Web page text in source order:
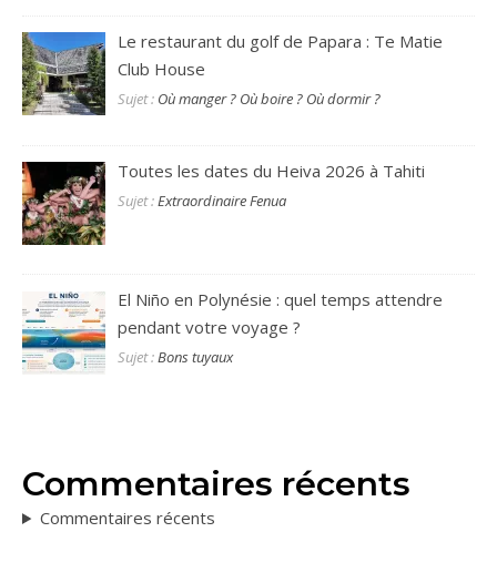
Le restaurant du golf de Papara : Te Matie
Club House
Sujet : Où manger ? Où boire ? Où dormir ?
Toutes les dates du Heiva 2026 à Tahiti
Sujet :Extraordinaire Fenua
El Niño en Polynésie : quel temps attendre
pendant votre voyage ?
Sujet :Bons tuyaux
Commentaires récents
Commentaires récents